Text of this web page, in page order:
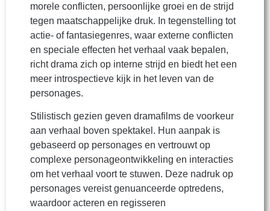
morele conflicten, persoonlijke groei en de strijd
tegen maatschappelijke druk. In tegenstelling tot
actie- of fantasiegenres, waar externe conflicten
en speciale effecten het verhaal vaak bepalen,
richt drama zich op interne strijd en biedt het een
meer introspectieve kijk in het leven van de
personages.
Stilistisch gezien geven dramafilms de voorkeur
aan verhaal boven spektakel. Hun aanpak is
gebaseerd op personages en vertrouwt op
complexe personageontwikkeling en interacties
om het verhaal voort te stuwen. Deze nadruk op
personages vereist genuanceerde optredens,
waardoor acteren en regisseren